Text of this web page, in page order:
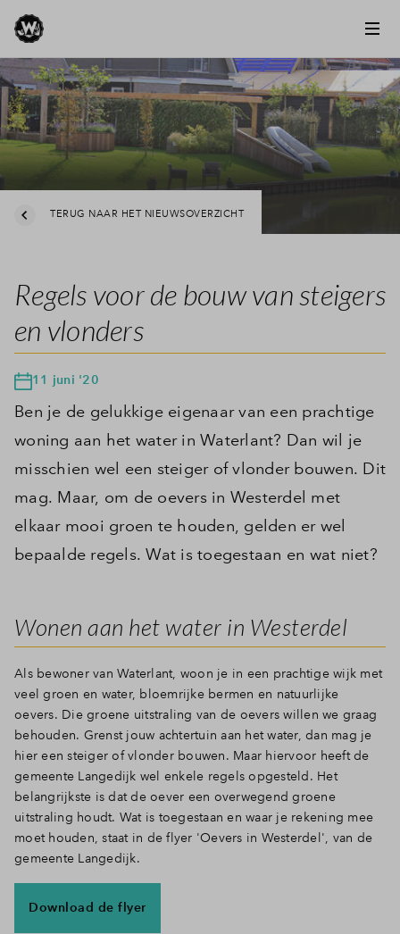
Inloggen
TERUG NAAR HET NIEUWSOVERZICHT
Regels voor de bouw van steigers
en vlonders
11 juni '20
Ben je de gelukkige eigenaar van een prachtige
woning aan het water in Waterlant? Dan wil je
misschien wel een steiger of vlonder bouwen. Dit
mag. Maar, om de oevers in Westerdel met
elkaar mooi groen te houden, gelden er wel
bepaalde regels. Wat is toegestaan en wat niet?
Wonen aan het water in Westerdel
Als bewoner van Waterlant, woon je in een prachtige wijk met
veel groen en water, bloemrijke bermen en natuurlijke
oevers. Die groene uitstraling van de oevers willen we graag
behouden. Grenst jouw achtertuin aan het water, dan mag je
hier een steiger of vlonder bouwen. Maar hiervoor heeft de
gemeente Langedijk wel enkele regels opgesteld. Het
belangrijkste is dat de oever een overwegend groene
uitstraling houdt. Wat is toegestaan en waar je rekening mee
moet houden, staat in de flyer 'Oevers in Westerdel', van de
gemeente Langedijk.
Download de flyer